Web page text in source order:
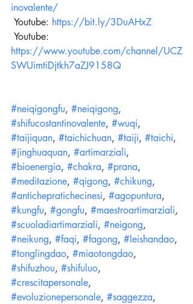
inovalente/
Youtube: https://bit.ly/3DuAHxZ
Youtube:
https://www.youtube.com/channel/UCZ
SWUimtiDjtkh7aZJ9158Q
#neiqigongfu, #neiqigong,
#shifucostantinovalente, #wuqi,
#taijiquan, #taichichuan, #taiji, #taichi,
#jinghuaquan, #artimarziali,
#bioenergia, #chakra, #prana,
#meditazione, #qigong, #chikung,
#antichepratichecinesi, #agopuntura,
#kungfu, #gongfu, #maestroartimarziali,
#scuoladiartimarziali, #neigong,
#neikung, #faqi, #fagong, #leishandao,
#tonglingdao, #miaotongdao,
#shifuzhou, #shifuluo,
#crescitapersonale,
#evoluzionepersonale, #saggezza,